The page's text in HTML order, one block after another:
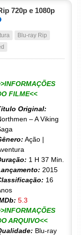
720p e 1080p
Blu-ray Rip
FILME<<
Original:
– A Viking
Ação |
1 H 37 Min.
2015
16
5.3
ARQUIVO<<
Blu-ray